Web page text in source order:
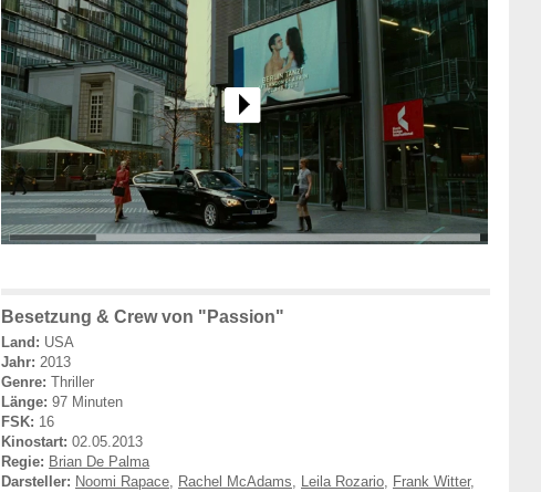
Besetzung & Crew von "Passion"
Land: USA
Jahr: 2013
Genre: Thriller
Länge: 97 Minuten
FSK: 16
Kinostart: 02.05.2013
Regie: Brian De Palma
Darsteller: Noomi Rapace, Rachel McAdams, Leila Rozario, Frank Witter,